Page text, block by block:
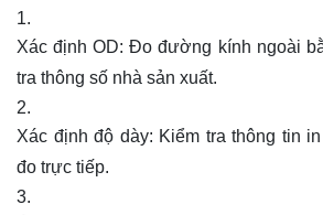
Xác định OD: Đo đường kính ngoài
tra thông số nhà sản xuất.
Xác định độ dày: Kiểm tra thông tin
đo trực tiếp.